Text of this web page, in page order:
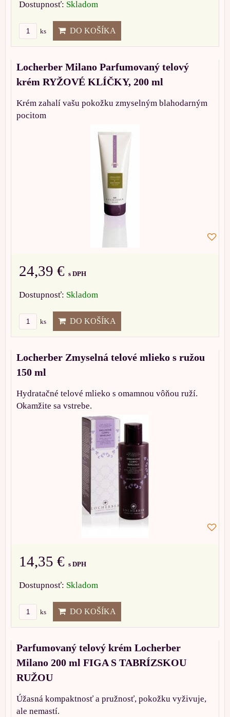
Dostupnosť: Skladom
ks DO KOŠÍKA
Locherber Milano Parfumovaný telový
krém RYŽOVÉ KLÍČKY, 200 ml
Krém zahalí vašu pokožku zmyselným blahodarným
pocitom
24,39 € s DPH
Dostupnosť: Skladom
ks DO KOŠÍKA
Locherber Zmyselná telové mlieko s ružou
150 ml
Hydratačné telové mlieko s omamnou vôňou ruží.
Okamžite sa vstrebe.
14,35 € s DPH
Dostupnosť: Skladom
ks DO KOŠÍKA
Parfumovaný telový krém Locherber
Milano 200 ml FIGA S TABRÍZSKOU
RUŽOU
Úžasná kompaktnosť a pružnosť, pokožku vyživuje,
ale nemastí.